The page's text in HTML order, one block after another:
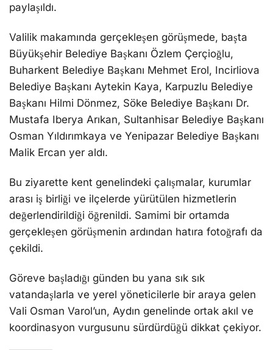
paylaşıldı.
Valilik makamında gerçekleşen görüşmede, başta
Büyükşehir Belediye Başkanı Özlem Çerçioğlu,
Buharkent Belediye Başkanı Mehmet Erol, Incirliova
Belediye Başkanı Aytekin Kaya, Karpuzlu Belediye
Başkanı Hilmi Dönmez, Söke Belediye Başkanı Dr.
Mustafa Iberya Arıkan, Sultanhisar Belediye Başkanı
Osman Yıldırımkaya ve Yenipazar Belediye Başkanı
Malik Ercan yer aldı.
Bu ziyarette kent genelindeki çalışmalar, kurumlar
arası iş birliği ve ilçelerde yürütülen hizmetlerin
değerlendirildiği öğrenildi. Samimi bir ortamda
gerçekleşen görüşmenin ardından hatıra fotoğrafı da
çekildi.
Göreve başladığı günden bu yana sık sık
vatandaşlarla ve yerel yöneticilerle bir araya gelen
Vali Osman Varol’un, Aydın genelinde ortak akıl ve
koordinasyon vurgusunu sürdürdüğü dikkat çekiyor.